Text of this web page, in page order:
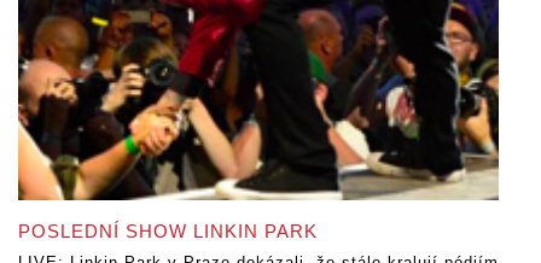
POSLEDNÍ SHOW LINKIN PARK